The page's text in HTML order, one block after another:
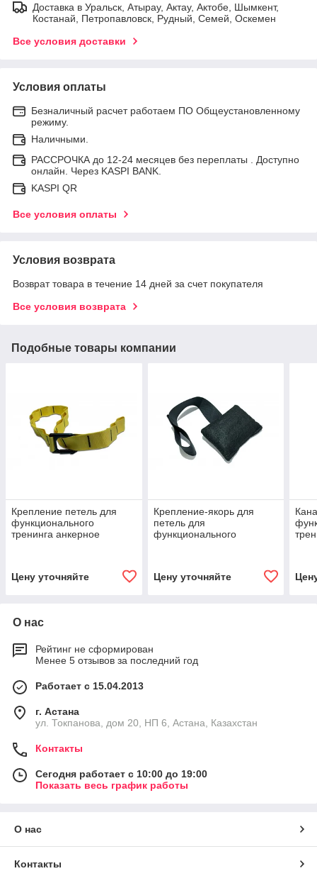
Доставка в Уральск, Атырау, Актау, Актобе, Шымкент,
Костанай, Петропавловск, Рудный, Семей, Оскемен
Все условия доставки
Условия оплаты
Безналичный расчет работаем ПО Общеустановленному
режиму.
Наличными.
РАССРОЧКА до 12-24 месяцев без переплаты . Доступно
онлайн. Через KASPI BANK.
KASPI QR
Все условия оплаты
Условия возврата
Возврат товара в течение 14 дней за счет покупателя
Все условия возврата
Подобные товары компании
Крепление петель для
функционального
тренинга анкерное
Цену уточняйте
Крепление-якорь для
петель для
функционального
Цену уточняйте
О нас
Рейтинг не сформирован
Менее 5 отзывов за последний год
Работает с 15.04.2013
г. Астана
ул. Токпанова, дом 20, НП 6, Астана, Казахстан
Контакты
Сегодня работает с 10:00 до 19:00
Показать весь график работы
О нас
Контакты